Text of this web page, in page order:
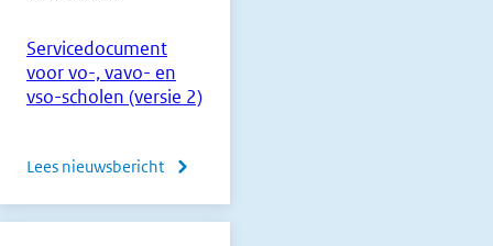
2020
Servicedocument
voor vo-, vavo- en
vso-scholen (versie 2)
Lees nieuwsbericht
over
voor